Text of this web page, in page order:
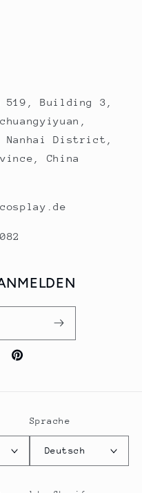
519, Building 3,
Nanhai District,
China
Pinterest
Sprache
Deutsch